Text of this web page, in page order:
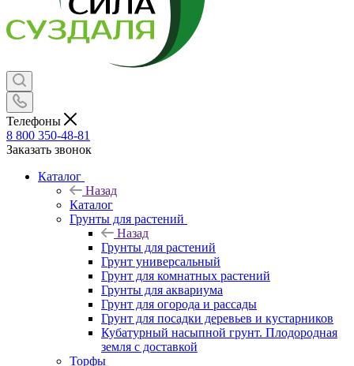
Телефоны
8 800 350-48-81
Заказать звонок
Каталог
Назад
Каталог
Грунты для растений
Назад
Грунты для растений
Грунт универсальный
Грунт для комнатных растений
Грунты для аквариума
Грунт для огорода и рассады
Грунт для посадки деревьев и кустарников
Кубатурный насыпной грунт. Плодородная
земля с доставкой
Торфы